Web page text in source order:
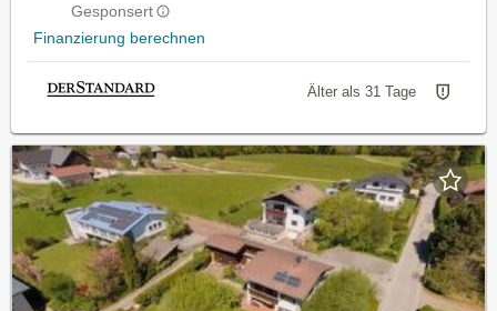
Gesponsert
Finanzierung berechnen
Älter als 31 Tage